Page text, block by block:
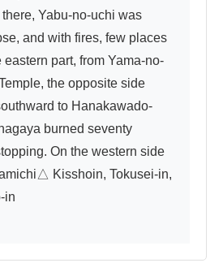
Yabu-no-uchi was
and with fires, few places
eastern part, from Yama-no-
the opposite side
to Hanakawado-
burned seventy
On the western side
Kisshoin, Tokusei-in,
in